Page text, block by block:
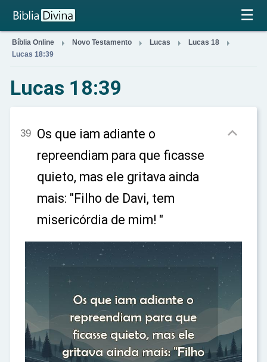
×
☰
Bíblia Online  Novo Testamento  Lucas  Lucas 18 
Lucas 18:39
Lucas 18:39
39 Os que iam adiante o
repreendiam para que ficasse
quieto, mas ele gritava ainda
mais: "Filho de Davi, tem
misericórdia de mim! "
